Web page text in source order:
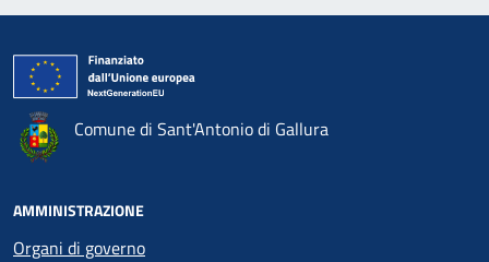
Comune di Sant'Antonio di Gallura
AMMINISTRAZIONE
Organi di governo